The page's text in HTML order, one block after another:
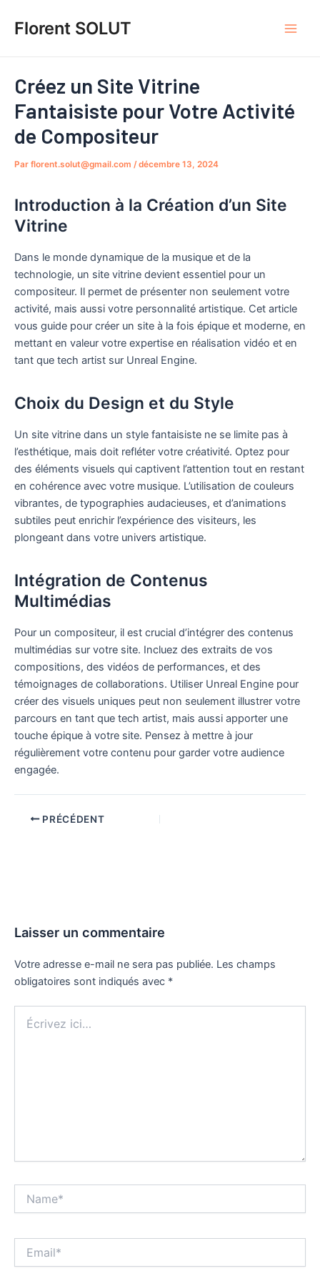
Florent SOLUT
Créez un Site Vitrine
Fantaisiste pour Votre Activité
de Compositeur
Par florent.solut@gmail.com /décembre 13, 2024
Introduction à la Création d’un Site
Vitrine
Dans le monde dynamique de la musique et de la
technologie, un site vitrine devient essentiel pour un
compositeur. Il permet de présenter non seulement votre
activité, mais aussi votre personnalité artistique. Cet article
vous guide pour créer un site à la fois épique et moderne, en
mettant en valeur votre expertise en réalisation vidéo et en
tant que tech artist sur Unreal Engine.
Choix du Design et du Style
Un site vitrine dans un style fantaisiste ne se limite pas à
l’esthétique, mais doit refléter votre créativité. Optez pour
des éléments visuels qui captivent l’attention tout en restant
en cohérence avec votre musique. L’utilisation de couleurs
vibrantes, de typographies audacieuses, et d’animations
subtiles peut enrichir l’expérience des visiteurs, les
plongeant dans votre univers artistique.
Intégration de Contenus
Multimédias
Pour un compositeur, il est crucial d’intégrer des contenus
multimédias sur votre site. Incluez des extraits de vos
compositions, des vidéos de performances, et des
témoignages de collaborations. Utiliser Unreal Engine pour
créer des visuels uniques peut non seulement illustrer votre
parcours en tant que tech artist, mais aussi apporter une
touche épique à votre site. Pensez à mettre à jour
régulièrement votre contenu pour garder votre audience
engagée.
des
PRÉCÉDENT
Laisser un commentaire
Votre adresse e-mail ne sera pas publiée. Les champs
obligatoires sont indiqués avec *
ici…